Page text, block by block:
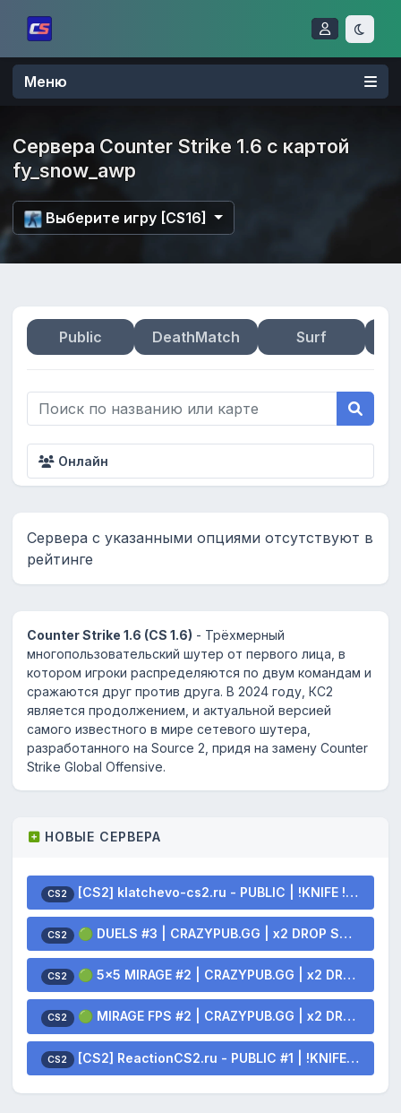
Меню
Сервера Counter Strike 1.6 с картой
fy_snow_awp
Выберите игру [CS16]
Public DeathMatch Surf
Онлайн
Сервера с указанными опциями отсутствуют в
рейтинге
Counter Strike 1.6 (CS 1.6) - Трёхмерный
многопользовательский шутер от первого лица, в
котором игроки распределяются по двум командам и
сражаются друг против друга. В 2024 году, КС2
является продолжением, и актуальной версией
самого известного в мире сетевого шутера,
разработанного на Source 2, придя на замену Counter
Strike Global Offensive.
НОВЫЕ СЕРВЕРА
CS2 [CS2] klatchevo-cs2.ru - PUBLIC | !KNIFE !SKINS
CS2 🟢 DUELS #3 | CRAZYPUB.GG | x2 DROP SKINS
CS2 🟢 5x5 MIRAGE #2 | CRAZYPUB.GG | x2 DROP SKINS
CS2 🟢 MIRAGE FPS #2 | CRAZYPUB.GG | x2 DROP SKINS
CS2 [CS2] ReactionCS2.ru - PUBLIC #1 | !KNIFE !SKINS